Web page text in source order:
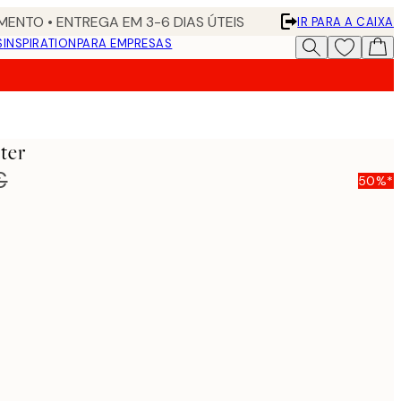
• ENTREGA EM 3-6 DIAS ÚTEIS
IR PARA A CAIXA
INSPIRATIONPARA EMPRESAS
50%*